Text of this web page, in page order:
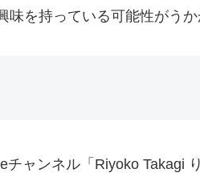
を持っている可能性がうか
ャンネル「Riyoko Takagi